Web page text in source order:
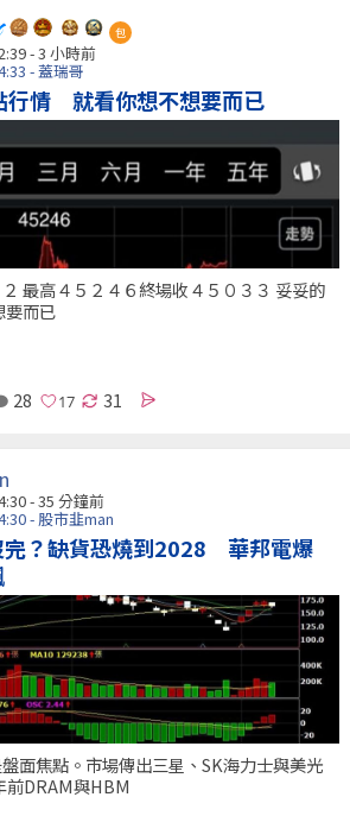
包
-3 小時前
- 蓋瑞哥
行情 就看你想不想要而已
最高４５２４６終場收４５０３３ 妥妥的
要而已
28 31
-35 分鐘前
- 股市韭man
完？缺貨恐燒到2028 華邦電爆
面焦點。市場傳出三星、SK海力士與美光
前DRAM與HBM